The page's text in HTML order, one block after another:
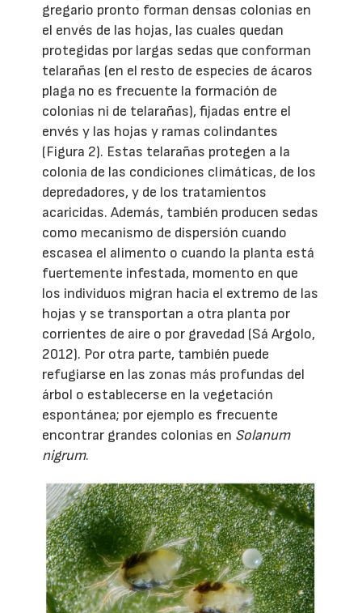
gregario pronto forman densas colonias en
el envés de las hojas, las cuales quedan
protegidas por largas sedas que conforman
telarañas (en el resto de especies de ácaros
plaga no es frecuente la formación de
colonias ni de telarañas), fijadas entre el
envés y las hojas y ramas colindantes
(Figura 2). Estas telarañas protegen a la
colonia de las condiciones climáticas, de los
depredadores, y de los tratamientos
acaricidas. Además, también producen sedas
como mecanismo de dispersión cuando
escasea el alimento o cuando la planta está
fuertemente infestada, momento en que
los individuos migran hacia el extremo de las
hojas y se transportan a otra planta por
corrientes de aire o por gravedad (Sá Argolo,
2012). Por otra parte, también puede
refugiarse en las zonas más profundas del
árbol o establecerse en la vegetación
espontánea; por ejemplo es frecuente
encontrar grandes colonias en Solanum
nigrum.